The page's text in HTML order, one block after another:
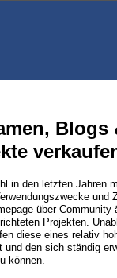
Blogs
in den letzten Jahren
und
über
Projekten.
diese eines relativ
und den sich ständig
können.